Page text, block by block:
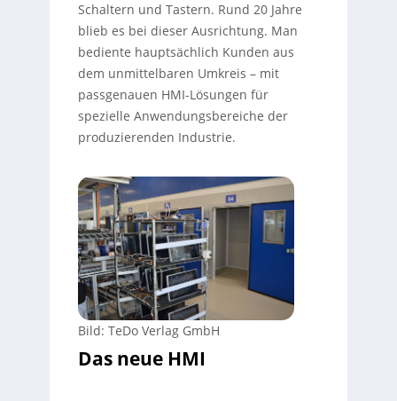
Schaltern und Tastern. Rund 20 Jahre
blieb es bei dieser Ausrichtung. Man
bediente hauptsächlich Kunden aus
dem unmittelbaren Umkreis – mit
passgenauen HMI-Lösungen für
spezielle Anwendungsbereiche der
produzierenden Industrie.
Bild: TeDo Verlag GmbH
Das neue HMI